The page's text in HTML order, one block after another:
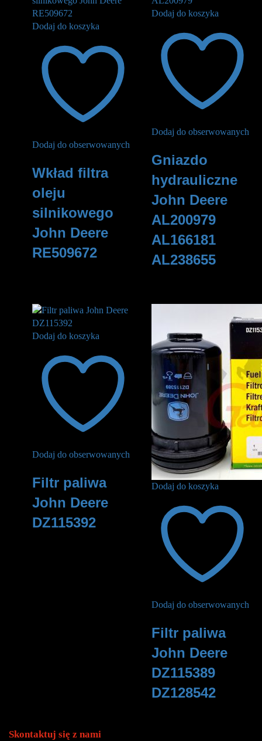
Dodaj do koszyka
Dodaj do obserwowanych
Wkład filtra
oleju
silnikowego
John Deere
RE509672
Dodaj do koszyka
Dodaj do obserwowanych
Gniazdo
hydrauliczne
John Deere
AL200979
AL166181
AL238655
Dodaj do koszyka
Dodaj do obserwowanych
Filtr paliwa
John Deere
DZ115392
Dodaj do koszyka
Dodaj do obserwowanych
Filtr paliwa
John Deere
DZ115389
DZ128542
Skontaktuj się z nami